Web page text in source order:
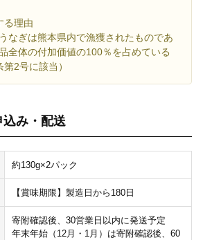
る理由
なぎは熊本県内で漁獲されたものであ
全体の付加価値の100％を占めている
2号に該当）
み・配送
約130g×2パック
【賞味期限】製造日から180日
寄附確認後、30営業日以内に発送予定
年末年始（12月・1月）は寄附確認後、60